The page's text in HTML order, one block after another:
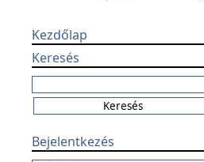
Kezdőlap
Keresés
Bejelentkezés